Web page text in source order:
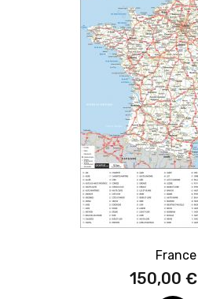
France
150,00 €